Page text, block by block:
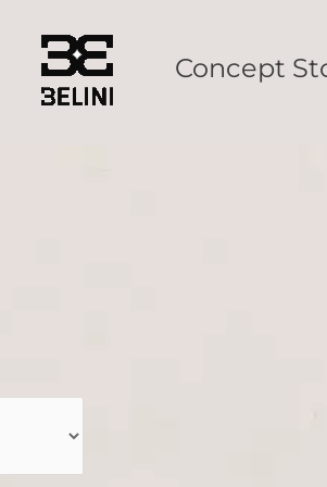
Concept